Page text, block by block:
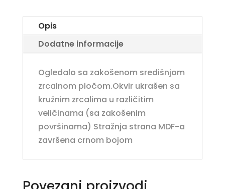
Opis
Dodatne informacije
Ogledalo sa zakošenom središnjom
zrcalnom pločom.Okvir ukrašen sa
kružnim zrcalima u različitim
veličinama (sa zakošenim
površinama) Stražnja strana MDF-a
završena crnom bojom